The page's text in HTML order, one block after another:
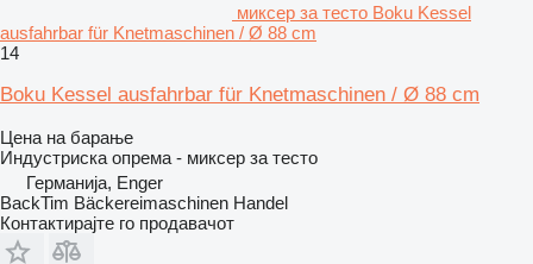
миксер за тесто Boku Kessel
ausfahrbar für Knetmaschinen / Ø 88 cm
14
Boku Kessel ausfahrbar für Knetmaschinen / Ø 88 cm
Цена на барање
Индустриска опрема - миксер за тесто
Германија, Enger
BackTim Bäckereimaschinen Handel
Контактирајте го продавачот